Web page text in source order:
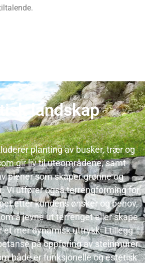
landskap
planting av busker, trær og
gir liv til uteområdene, samt
plener som skaper grønne og
Vi utfører også terrengforming for
etter kundens ønsker og behov,
å jevne ut terrenget eller skape
et mer dynamisk uttrykk. I tillegg
på oppføring av steinmurer
både er funksjonelle og estetisk